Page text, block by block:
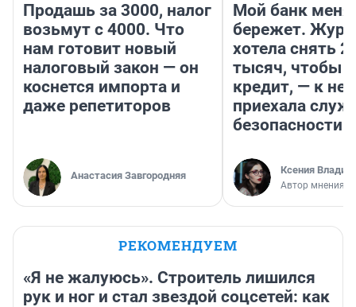
Продашь за 3000, налог
возьмут с 4000. Что
нам готовит новый
налоговый закон — он
коснется импорта и
даже репетиторов
Анастасия Завгородняя
Мой банк меня
бережет.
хотела снять
тысяч, чтобы
кредит, — к
приехала
безопасности
Ксения
Автор мнения
РЕКОМЕНДУЕМ
«Я не жалуюсь». Строитель лишился
рук и ног и стал звездой соцсетей: как